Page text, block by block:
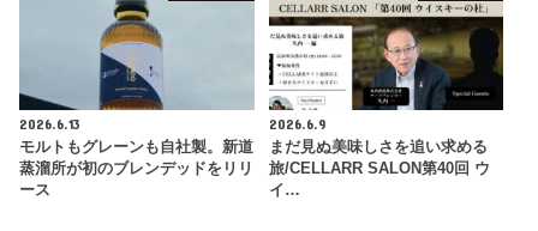
2026.6.13
モルトもグレーンも自社製。新道
蒸溜所が初のブレンデッドをリリ
ース
2026.6.9
まだ見ぬ美味しさを追い求める
旅/CELLARR SALON第40回 ウ
イ…